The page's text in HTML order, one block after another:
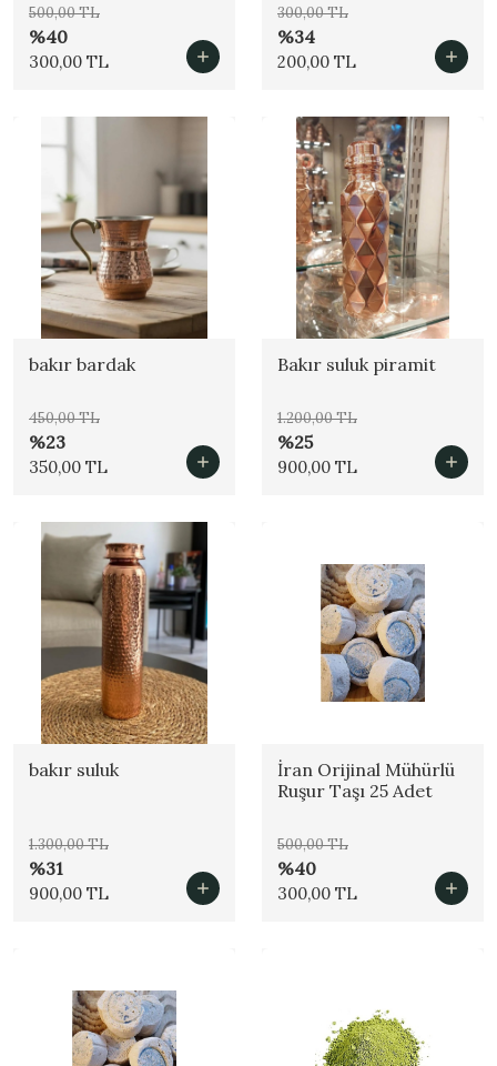
500,00 TL
%40
300,00 TL
300,00 TL
%34
200,00 TL
bakır bardak
450,00 TL
%23
350,00 TL
Bakır suluk piramit
1.200,00 TL
%25
900,00 TL
bakır suluk
1.300,00 TL
%31
900,00 TL
İran Orijinal Mühürlü
Ruşur Taşı 25 Adet
500,00 TL
%40
300,00 TL